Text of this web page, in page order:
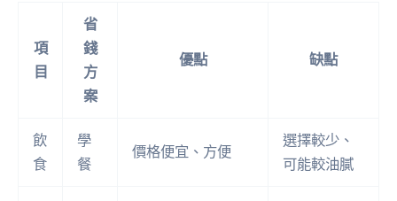
項
目
省
錢
方
案
優點 缺點
飲
食
學
餐
價格便宜、方便
選擇較少、
可能較油膩